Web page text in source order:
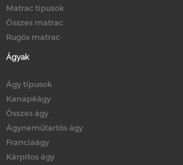
Matrac típusok
Összes matrac
Rugós matrac
Ágyak
Ágy típusok
Kanapéágy
Összes ágy
Ágyneműtartós ágy
Franciaágy
Kárpitos ágy